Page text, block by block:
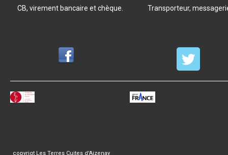
CB, virement bancaire et chèque.
Transporteur,
copyrigt Les Terres Cuites d'Aizenay